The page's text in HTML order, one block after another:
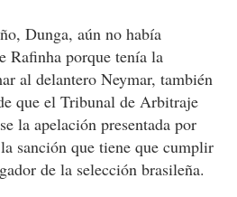
Dunga, aún no había
Rafinha porque tenía la
al delantero Neymar, también
que el Tribunal de Arbitraje
la apelación presentada por
sanción que tiene que cumplir
de la selección brasileña.